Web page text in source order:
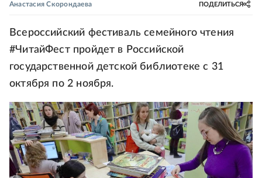
Анастасия Скорондаева ПОДЕЛИТЬСЯ
Всероссийский фестиваль семейного чтения
#ЧитайФест пройдет в Российской
государственной детской библиотеке с 31
октября по 2 ноября.